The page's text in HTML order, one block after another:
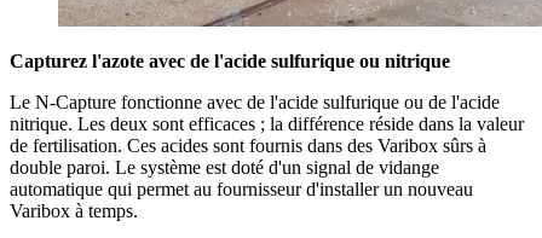
Capturez l'azote avec de l'acide sulfurique ou nitrique
Le N-Capture fonctionne avec de l'acide sulfurique ou de l'acide
nitrique. Les deux sont efficaces ; la différence réside dans la valeur
de fertilisation. Ces acides sont fournis dans des Varibox sûrs à
double paroi. Le système est doté d'un signal de vidange
automatique qui permet au fournisseur d'installer un nouveau
Varibox à temps.